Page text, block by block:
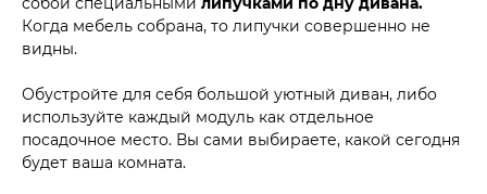
Когда мебель собрана, то липучки совершенно не
видны.
Обустройте для себя большой уютный диван, либо
используйте каждый модуль как отдельное
посадочное место. Вы сами выбираете, какой сегодня
будет ваша комната.